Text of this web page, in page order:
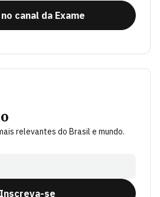
canal da Exame
relevantes do Brasil e mundo.
Inscreva-se